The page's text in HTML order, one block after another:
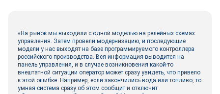
«На рынок мы выходили с одной моделью на релейных схемах
управления. Затем провели модернизацию, и последующие
модели у нас выходят на базе программируемого контроллера
российского производства. Вся информация выводится на
панель управления, и в случае возникновения какой-то
внештатной ситуации оператор может сразу увидеть, что привело
к этой ошибке. Например, если закончились вода или топливо, то
умная система сразу об этом сообщит и отключит